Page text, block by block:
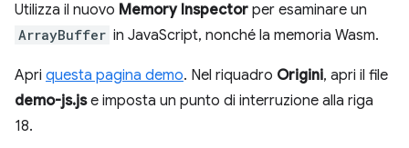
Utilizza il nuovo Memory Inspector per esaminare un
ArrayBuffer in JavaScript, nonché la memoria Wasm.
Apri questa pagina demo. Nel riquadro Origini, apri il file
demo-js.jse imposta un punto di interruzione alla riga
18.